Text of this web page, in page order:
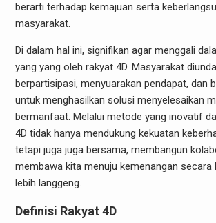
berarti terhadap kemajuan serta
masyarakat.
Di dalam hal ini, signifikan agar menggali
yang yang oleh rakyat 4D. Masyarakat
berpartisipasi, menyuarakan pendapat, dan
untuk menghasilkan solusi menyelesaikan
bermanfaat. Melalui metode yang inovatif
4D tidak hanya mendukung kekuatan
tetapi juga juga bersama, membangun
membawa kita menuju kemenangan secara
lebih langgeng.
Definisi Rakyat 4D